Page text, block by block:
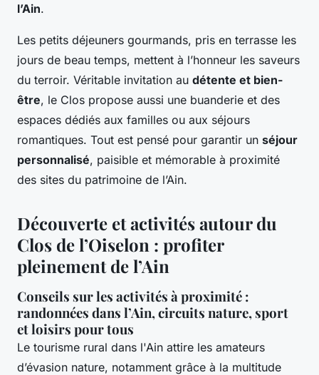
l’Ain.
Les petits déjeuners gourmands, pris en terrasse les
jours de beau temps, mettent à l’honneur les saveurs
du terroir. Véritable invitation au détente et bien-
être, le Clos propose aussi une buanderie et des
espaces dédiés aux familles ou aux séjours
romantiques. Tout est pensé pour garantir un séjour
personnalisé, paisible et mémorable à proximité
des sites du patrimoine de l’Ain.
Découverte et activités autour du
Clos de l’Oiselon : profiter
pleinement de l’Ain
Conseils sur les activités à proximité :
randonnées dans l’Ain, circuits nature, sport
et loisirs pour tous
Le tourisme rural dans l'Ain attire les amateurs
d’évasion nature, notamment grâce à la multitude